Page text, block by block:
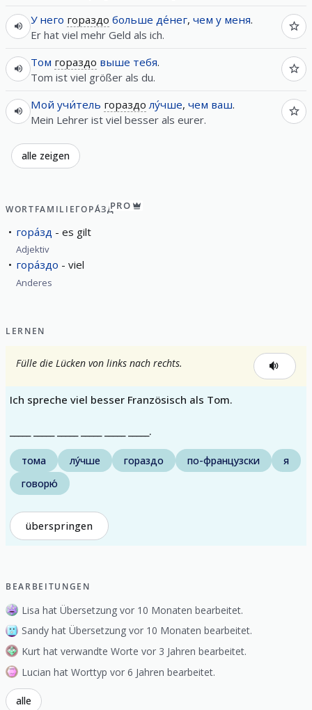
У него гораздо больше де́нег, чем у меня.
Er hat viel mehr Geld als ich.
Том гораздо выше тебя.
Tom ist viel größer als du.
Мой учи́тель гораздо лу́чше, чем ваш.
Mein Lehrer ist viel besser als eurer.
alle zeigen
WORTFAMILIEГОРА́ЗДPRO
гора́зд es gilt
Adjektiv
гора́здо viel
Anderes
LERNEN
Fülle die Lücken von links nach rechts.
Ich spreche viel besser Französisch als Tom.
_____ _____ _____ _____ _____ _____.
тома лу́чше гораздо по-французски
я
говорю́
überspringen
BEARBEITUNGEN
Lisa hat Übersetzung vor 10 Monaten bearbeitet.
Sandy hat Übersetzung vor 10 Monaten bearbeitet.
Kurt hat verwandte Worte vor 3 Jahren bearbeitet.
Lucian hat Worttyp vor 6 Jahren bearbeitet.
alle